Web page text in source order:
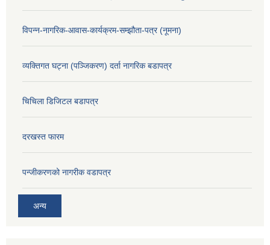
विपन्न-नागरिक-आवास-कार्यक्रम-सम्झौता-पत्र (नूमना)
व्यक्तिगत घट्ना (पञ्जिकरण) दर्ता नागरिक बडापत्र
चिचिला डिजिटल बडापत्र
दरखस्त फारम
प‍न्जीकरणको नागरीक वडापत्र
अन्य